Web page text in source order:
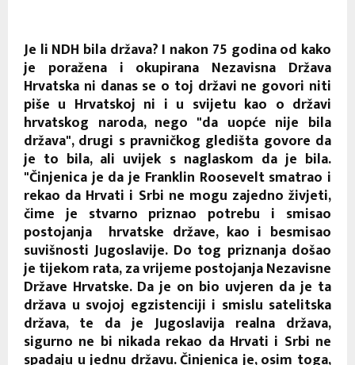
Je li NDH bila država? I nakon 75 godina od kako
je poražena i okupirana Nezavisna Država
Hrvatska ni danas se o toj državi ne govori niti
piše u Hrvatskoj ni i u svijetu kao o državi
hrvatskog naroda, nego "da uopće nije bila
država", drugi s pravničkog gledišta govore da
je to bila, ali uvijek s naglaskom da je bila.
"Činjenica je da je Franklin Roosevelt smatrao i
rekao da Hrvati i Srbi ne mogu zajedno živjeti,
čime je stvarno priznao potrebu i smisao
postojanja hrvatske države, kao i besmisao
suvišnosti Jugoslavije. Do tog priznanja došao
je tijekom rata, za vrijeme postojanja Nezavisne
Države Hrvatske. Da je on bio uvjeren da je ta
država u svojoj egzistenciji i smislu satelitska
država, te da je Jugoslavija realna država,
sigurno ne bi nikada rekao da Hrvati i Srbi ne